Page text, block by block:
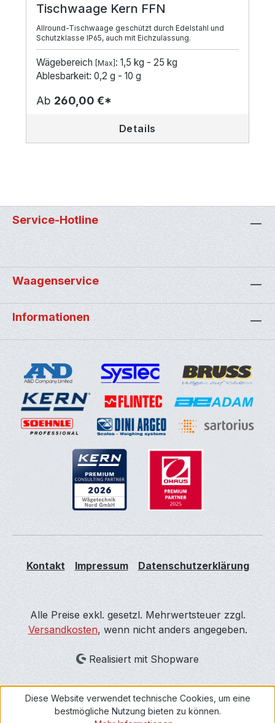
Tischwaage Kern FFN
Allround-Tischwaage geschützt durch Edelstahl und
Schutzklasse IP65, auch mit Eichzulassung.
Wägebereich [Max] : 1,5 kg - 25 kg
Ablesbarkeit: 0,2 g - 10 g
Ab 260,00 €*
Details
Service-Hotline
Waagenservice
Informationen
Kontakt Impressum Datenschutzerklärung
Alle Preise exkl. gesetzl. Mehrwertsteuer zzgl.
Versandkosten, wenn nicht anders angegeben.
Realisiert mit Shopware
Diese Website verwendet technische Cookies, um eine
bestmögliche Nutzung bieten zu können.